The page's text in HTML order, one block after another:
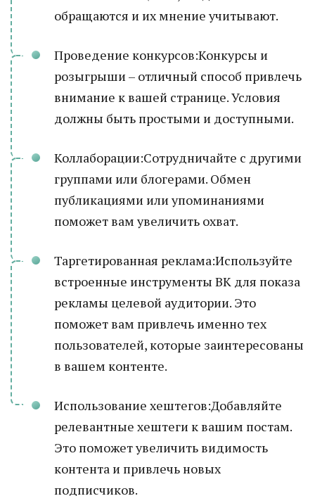
обращаются и их мнение учитывают.
Проведение конкурсов:Конкурсы и
розыгрыши – отличный способ привлечь
внимание к вашей странице. Условия
должны быть простыми и доступными.
Коллаборации:Сотрудничайте с другими
группами или блогерами. Обмен
публикациями или упоминаниями
поможет вам увеличить охват.
Таргетированная реклама:Используйте
встроенные инструменты ВК для показа
рекламы целевой аудитории. Это
поможет вам привлечь именно тех
пользователей, которые заинтересованы
в вашем контенте.
Использование хештегов:Добавляйте
релевантные хештеги к вашим постам.
Это поможет увеличить видимость
контента и привлечь новых
подписчиков.